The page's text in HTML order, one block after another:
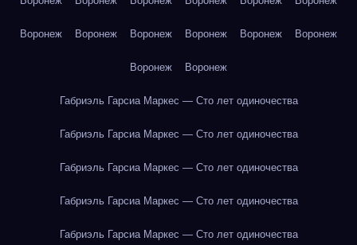
Воронеж Воронеж Воронеж Воронеж Воронеж Воронеж
Воронеж Воронеж
Габриэль Гарсиа Маркес — Сто лет одиночества
Габриэль Гарсиа Маркес — Сто лет одиночества
Габриэль Гарсиа Маркес — Сто лет одиночества
Габриэль Гарсиа Маркес — Сто лет одиночества
Габриэль Гарсиа Маркес — Сто лет одиночества